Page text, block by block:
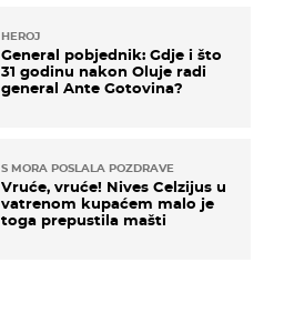
HEROJ
General pobjednik: Gdje i što
31 godinu nakon Oluje radi
general Ante Gotovina?
S MORA POSLALA POZDRAVE
Vruće, vruće! Nives Celzijus u
vatrenom kupaćem malo je
toga prepustila mašti